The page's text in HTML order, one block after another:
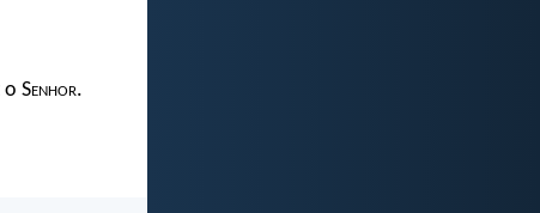
Senhor.